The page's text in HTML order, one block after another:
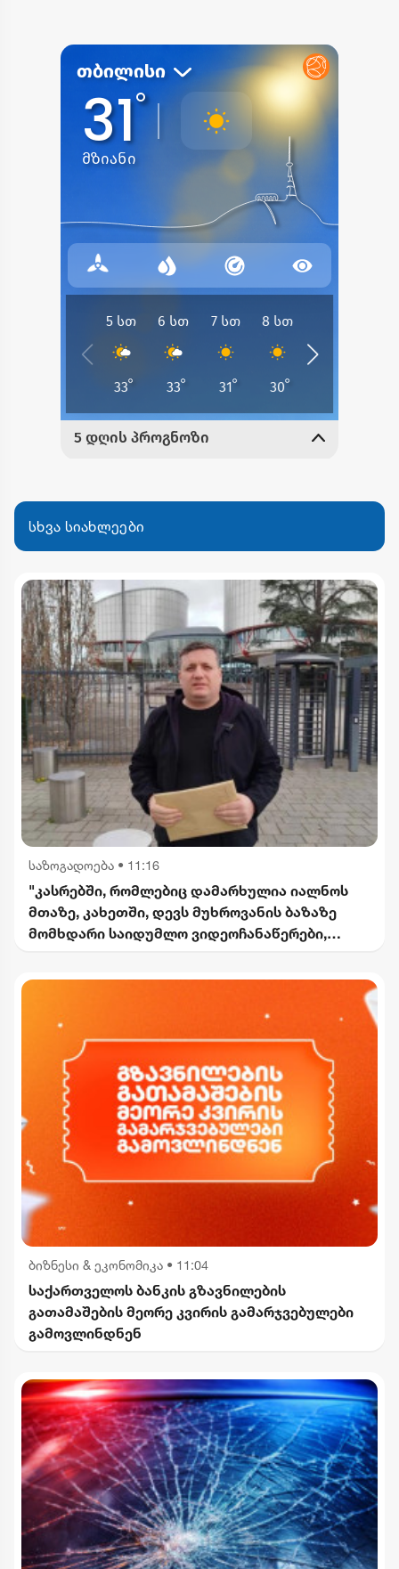
სხვა სიახლეები
საზოგადოება • 11:16
"კასრებში, რომლებიც დამარხულია იალნოს
მთაზე, კახეთში, დევს მუხროვანის ბაზაზე
მომხდარი საიდუმლო ვიდეოჩანაწერები,
ბიზნესი & ეკონომიკა • 11:04
საქართველოს ბანკის გზავნილების
გათამაშების მეორე კვირის გამარჯვებულები
გამოვლინდნენ